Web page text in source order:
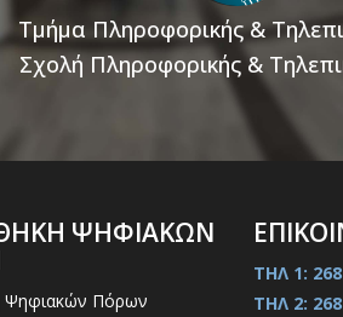
Τμήμα Πληροφορικής &
Σχολή Πληροφορικής &
ΨΗΦΙΑΚΩΝ
Ψηφιακών Πόρων
ΤΗΛ 1:
ΤΗΛ 2: